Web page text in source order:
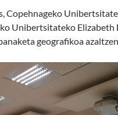
Copehnageko
Unibertsitateko Elizabeth
geografikoa